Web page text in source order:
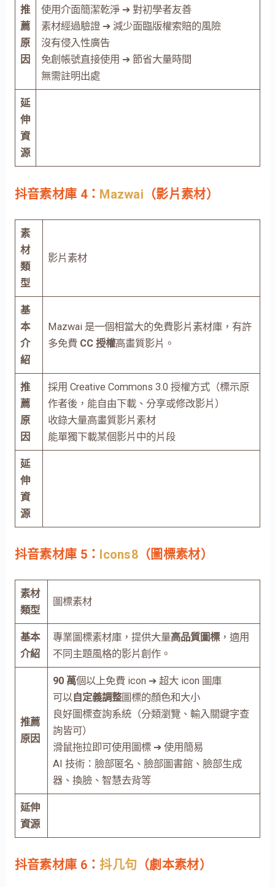
推
薦
原
因
使用介面簡潔乾淨 ➔ 對初學者友善
素材經過驗證 ➔ 減少面臨版權索賠的風險
沒有侵入性廣告
免創帳號直接使用 ➔ 節省大量時間
無需註明出處
延
伸
資
源
抖音素材庫 4： Mazwai （影片素材）
素
材
類
型
影片素材
基
本
介
紹
Mazwai 是一個相當大的免費影片素材庫，有許
多免費 CC 授權高畫質影片。
推
薦
原
因
採用 Creative Commons 3.0 授權方式（標示原
作者後，能自由下載、分享或修改影片）
收錄大量高畫質影片素材
能單獨下載某個影片中的片段
延
伸
資
源
抖音素材庫 5： Icons8 （圖標素材）
素材
類型
圖標素材
基本
介紹
專業圖標素材庫，提供大量高品質圖標，適用
不同主題風格的影片創作。
推薦
原因
90 萬個以上免費 icon ➔ 超大 icon 圖庫
可以自定義調整圖標的顏色和大小
良好圖標查詢系統（分類瀏覽、輸入關鍵字查
詢皆可）
滑鼠拖拉即可使用圖標 ➔ 使用簡易
AI 技術：臉部匿名、臉部圖書館、臉部生成
器、換臉、智慧去背等
延伸
資源
抖音素材庫 6：抖几句 （劇本素材）